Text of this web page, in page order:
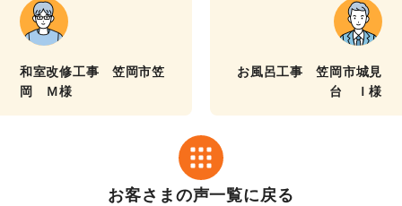
和室改修工事 笠岡市笠
岡 Ｍ様
お客さまの声一覧に戻る
お風呂工事 笠岡市城見
台 Ｉ様